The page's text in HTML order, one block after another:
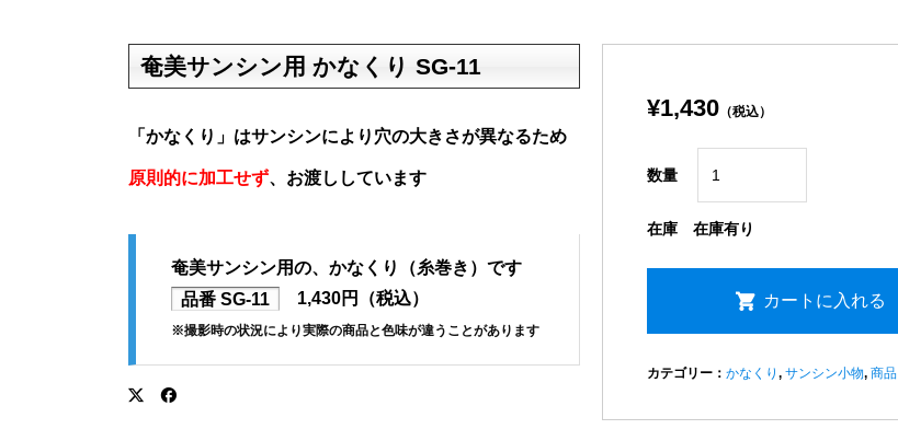
奄美サンシン用 かなくり SG-11
「かなくり」はサンシンにより穴の大きさが異なるため
原則的に加工せず、お渡ししています
奄美サンシン用の、かなくり（糸巻き）です
品番 SG-11
1,430円（税込）
※撮影時の状況により実際の商品と色味が違うことがあります
¥1,430 （税込）
数量
在庫 在庫有り
カテゴリー：かなくり,サンシン小物,商品